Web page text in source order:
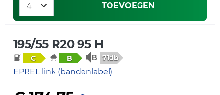
TOEVOEGEN
195/55 R20 95 H
C B 71db
EPREL link (bandenlabel)